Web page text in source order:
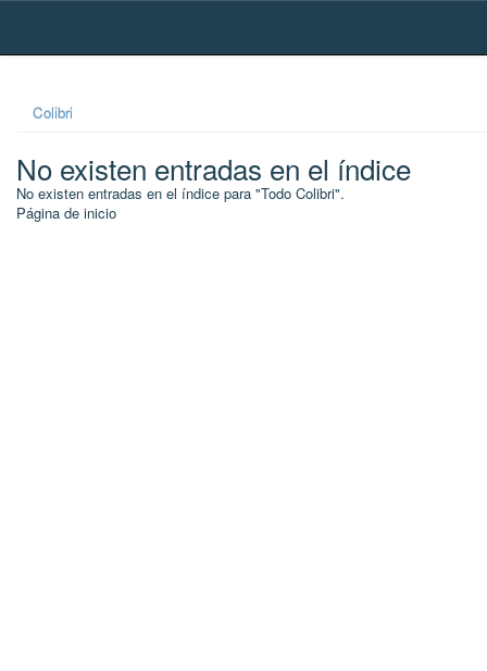
Skip
Colibri
No existen entradas en el índice
No existen entradas en el índice para "Todo Colibri".
Página de inicio